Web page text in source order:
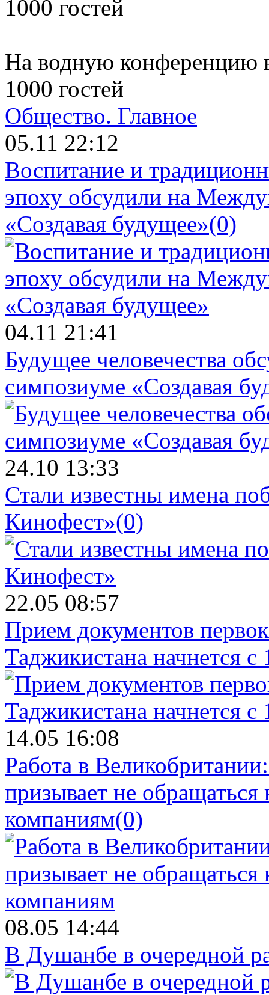
На водную конференцию
1000 гостей
Общество. Главное
05.11 22:12
Воспитание и
эпоху обсудили на
«Создавая будущее»(0)
04.11 21:41
Будущее человечества
симпозиуме «Создавая
24.10 13:33
Стали известны имена
Кинофест»(0)
22.05 08:57
Прием документов
Таджикистана начнется с
14.05 16:08
Работа в
призывает не
компаниям(0)
08.05 14:44
В Душанбе в очередной